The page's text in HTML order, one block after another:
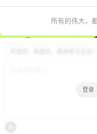
所有的伟大，
登录